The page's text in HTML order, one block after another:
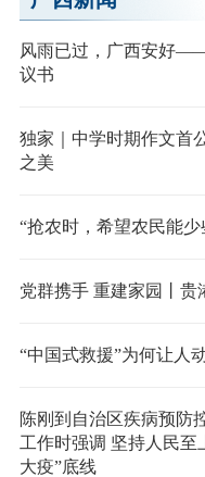
风雨已过，广西安好
议书
独家｜中学时期作文首
之美
“抢农时，希望农民能少
党群携手 重建家园丨
“中国式救援”为何让人
陈刚到自治区疾病预防
工作时强调 坚持人民至
大疫”底线